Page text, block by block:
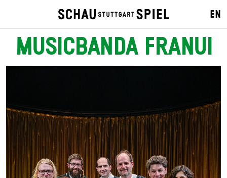
EN
MUSICBANDA FRANUI